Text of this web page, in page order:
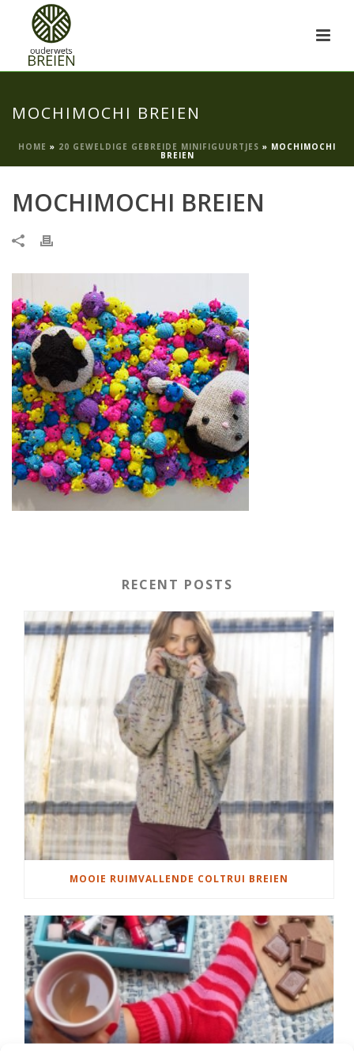
MOCHIMOCHI BREIEN
HOME » 20 GEWELDIGE GEBREIDE MINIFIGUURTJES » MOCHIMOCHI
BREIEN
MOCHIMOCHI BREIEN
RECENT POSTS
MOOIE RUIMVALLENDE COLTRUI BREIEN